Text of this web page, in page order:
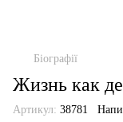
Біографії
Жизнь как
Артикул: 38781